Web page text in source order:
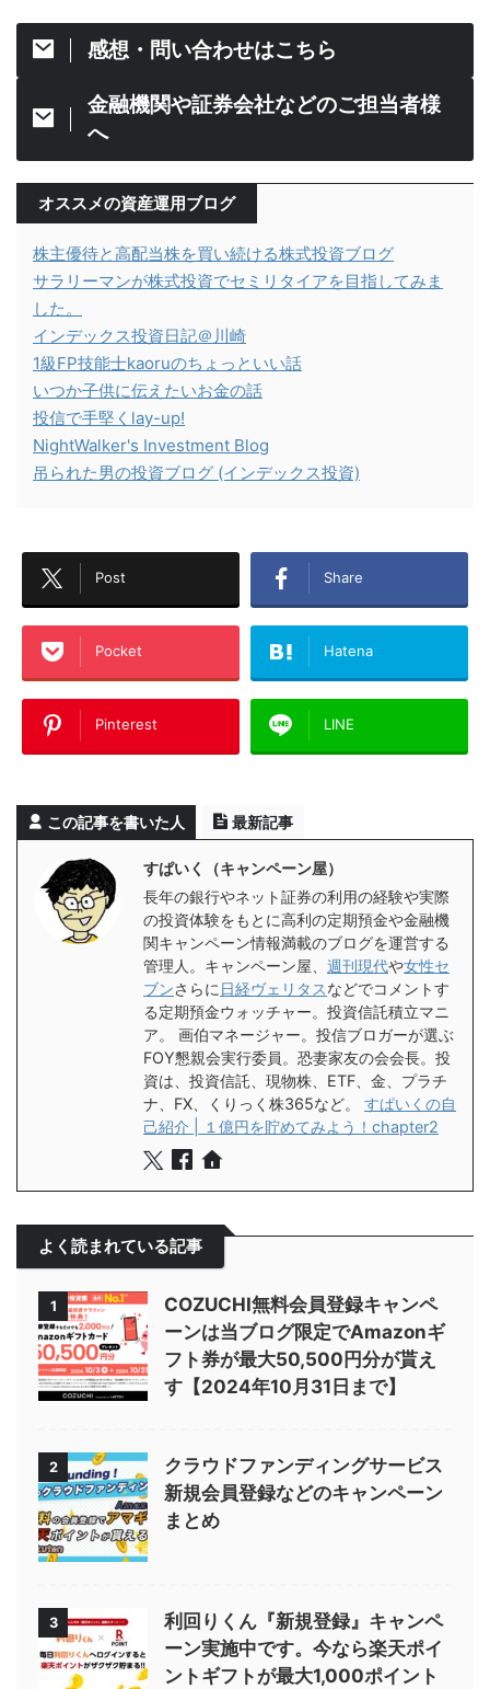
感想・問い合わせはこちら
金融機関や証券会社などのご担当者様
へ
オススメの資産運用ブログ
株主優待と高配当株を買い続ける株式投資ブログ
サラリーマンが株式投資でセミリタイアを目指してみま
した。
インデックス投資日記＠川崎
1級FP技能士kaoruのちょっといい話
いつか子供に伝えたいお金の話
投信で手堅くlay-up!
NightWalker's Investment Blog
吊られた男の投資ブログ (インデックス投資)
Post Share
Pocket Hatena
Pinterest LINE
この記事を書いた人 最新記事
すぱいく（キャンペーン屋）
長年の銀行やネット証券の利用の経験や実際
の投資体験をもとに高利の定期預金や金融機
関キャンペーン情報満載のブログを運営する
管理人。キャンペーン屋、 週刊現代や女性セ
ブンさらに 日経ヴェリタスなどでコメントす
る定期預金ウォッチャー。投資信託積立マニ
ア。 画伯マネージャー。投信ブロガーが選ぶ
FOY懇親会実行委員。恐妻家友の会会長。投
資は、投資信託、現物株、ETF、金、プラチ
ナ、FX、くりっく株365など。 すぱいくの自
己紹介 | １億円を貯めてみよう！chapter2
よく読まれている記事
1
COZUCHI無料会員登録キャンペ
ーンは当ブログ限定でAmazonギ
フト券が最大50,500円分が貰え
す【2024年10月31日まで】
2
クラウドファンディングサービス
新規会員登録などのキャンペーン
まとめ
3
利回りくん『新規登録』キャンペ
ーン実施中です。今なら楽天ポイ
ントギフトが最大1,000ポイント